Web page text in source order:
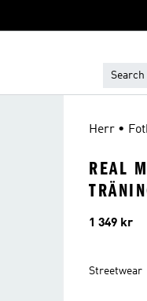
Herr •
REAL
Pris
1 349 kr
Streetwear